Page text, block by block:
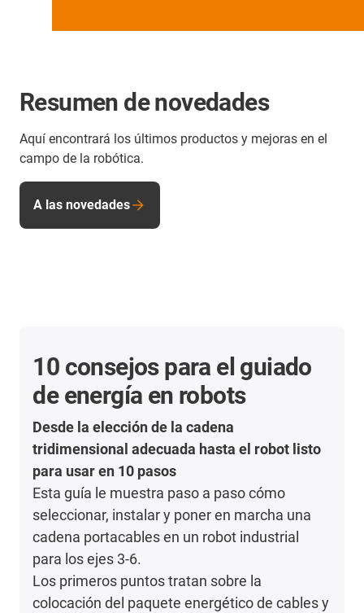
Resumen de novedades
Aquí encontrará los últimos productos y mejoras en el
campo de la robótica.
A las novedades
10 consejos para el guiado
de energía en robots
Desde la elección de la cadena
tridimensional adecuada hasta el robot listo
para usar en 10 pasos
Esta guía le muestra paso a paso cómo
seleccionar, instalar y poner en marcha una
cadena portacables en un robot industrial
para los ejes 3-6.
Los primeros puntos tratan sobre la
colocación del paquete energético de cables y